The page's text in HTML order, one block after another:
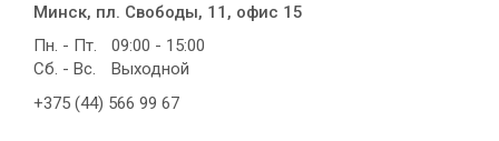
Минск, пл. Свободы, 11, офис 15
Пн. - Пт.
09:00 - 15:00
Сб. - Вс.
Выходной
+375 (44) 566 99 67